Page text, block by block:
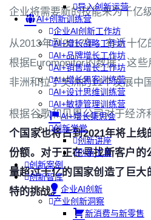
导入创新运营
AI+创新训练营
企业AI创新工作坊
AI+增长战略工作坊
AI+品牌增长工作坊
AI+销售增长工作坊
AI+增长黑客训练营
AI+设计思维训练营
AI+敏捷管理训练营
AI+增长集思会
创新学堂
创新讲座
创新工具
创新案例
创新智库
企业AI创新
产业创新洞察
新消费与新零售
企业将需要新的技能来为千亿
从2013年到2017年，有近十亿
根据Euromonitor的数据：这些
非洲和拉丁美洲的11个发展中
根据谷歌和贝恩公司对于经济
个国家也将占到2021年将上
份额。对于正在寻找新客户的
量超过十亿的国家创造了巨
特的挑战。